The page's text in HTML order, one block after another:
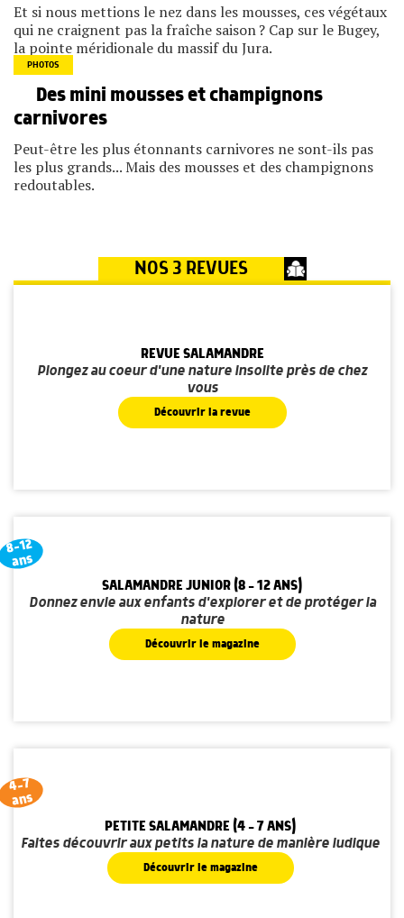
Et si nous mettions le nez dans les mousses, ces végétaux
qui ne craignent pas la fraîche saison ? Cap sur le Bugey,
la pointe méridionale du massif du Jura.
PHOTOS
Des mini mousses et champignons
carnivores
Peut-être les plus étonnants carnivores ne sont-ils pas
les plus grands... Mais des mousses et des champignons
redoutables.
NOS 3 REVUES
REVUE SALAMANDRE
Plongez au coeur d'une nature insolite près de chez
vous
Découvrir la revue
8-12
ans
SALAMANDRE JUNIOR (8 - 12 ANS)
Donnez envie aux enfants d'explorer et de protéger la
nature
Découvrir le magazine
4-7
ans
PETITE SALAMANDRE (4 - 7 ANS)
Faites découvrir aux petits la nature de manière ludique
Découvrir le magazine